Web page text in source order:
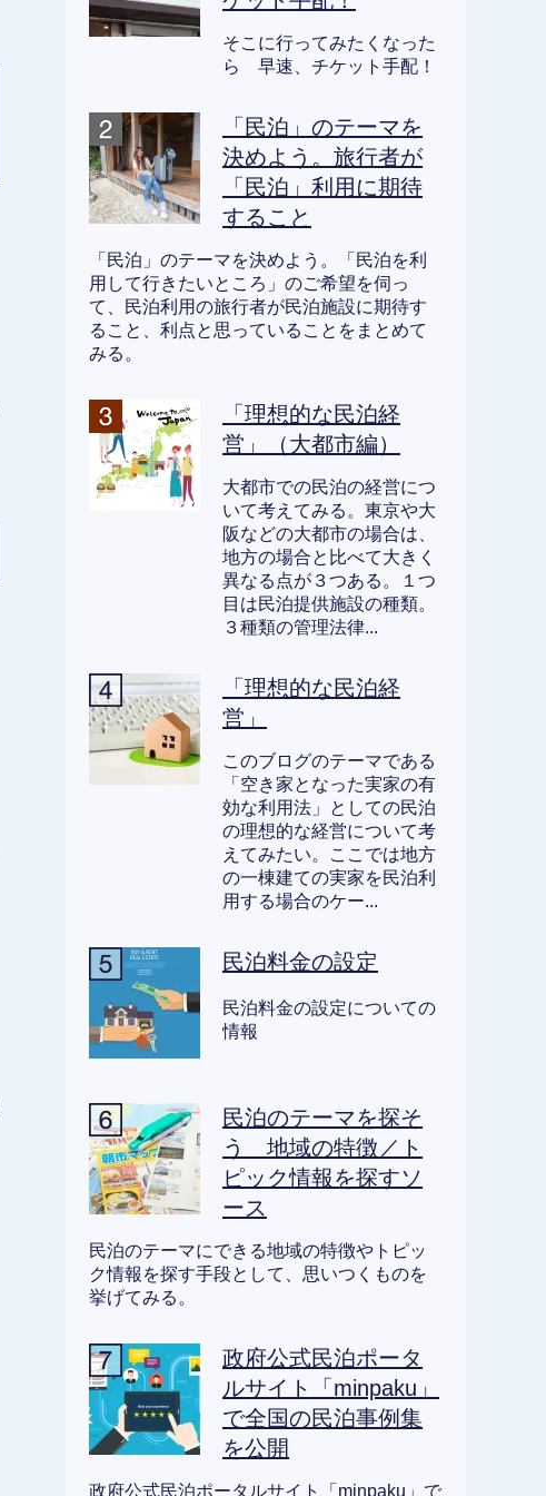
そこに行ってみたくなった
ら 早速、チケット手配！
「民泊」のテーマを
決めよう。旅行者が
「民泊」利用に期待
すること
「民泊」のテーマを決めよう。「民泊を利
用して行きたいところ」のご希望を伺っ
て、民泊利用の旅行者が民泊施設に期待す
ること、利点と思っていることをまとめて
みる。
「理想的な民泊経
営」（大都市編）
大都市での民泊の経営につ
いて考えてみる。東京や大
阪などの大都市の場合は、
地方の場合と比べて大きく
異なる点が３つある。１つ
目は民泊提供施設の種類。
３種類の管理法律...
「理想的な民泊経
営」
このブログのテーマである
「空き家となった実家の有
効な利用法」としての民泊
の理想的な経営について考
えてみたい。ここでは地方
の一棟建ての実家を民泊利
用する場合のケー...
民泊料金の設定
民泊料金の設定についての
情報
民泊のテーマを探そ
う 地域の特徴／ト
ピック情報を探すソ
ース
民泊のテーマにできる地域の特徴やトピッ
ク情報を探す手段として、思いつくものを
挙げてみる。
政府公式民泊ポータ
ルサイト「minpaku」
で全国の民泊事例集
を公開
政府公式民泊ポータルサイト「minpaku」で